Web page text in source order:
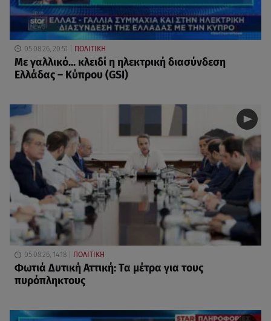
05.08.26, 20:51 ΠΟΛΙΤΙΚΗ
Με γαλλικό... κλειδί η ηλεκτρική διασύνδεση
Ελλάδας – Κύπρου (GSI)
05.08.26, 14:18 ΠΟΛΙΤΙΚΗ
Φωτιά Δυτική Αττική: Τα μέτρα για τους
πυρόπληκτους